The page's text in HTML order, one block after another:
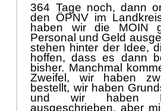
364 Tage noch, dann
den ÖPNV im
haben wir die MOIN
Personal und Geld
stehen hinter der Idee,
hoffen,dass es dann
bisher. Manchmal
Zweifel, wirhaben
bestellt, wir haben
und wir haben
ausgeschrieben, aber